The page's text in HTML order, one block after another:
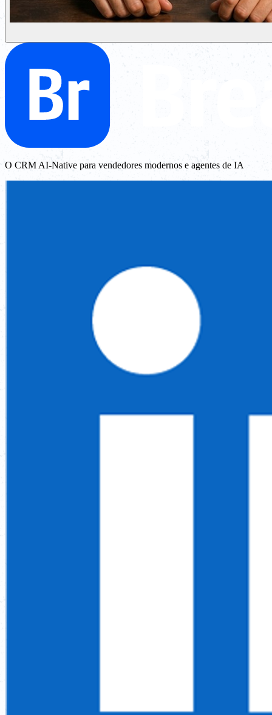
O CRM AI-Native para vendedores modernos e agentes de IA